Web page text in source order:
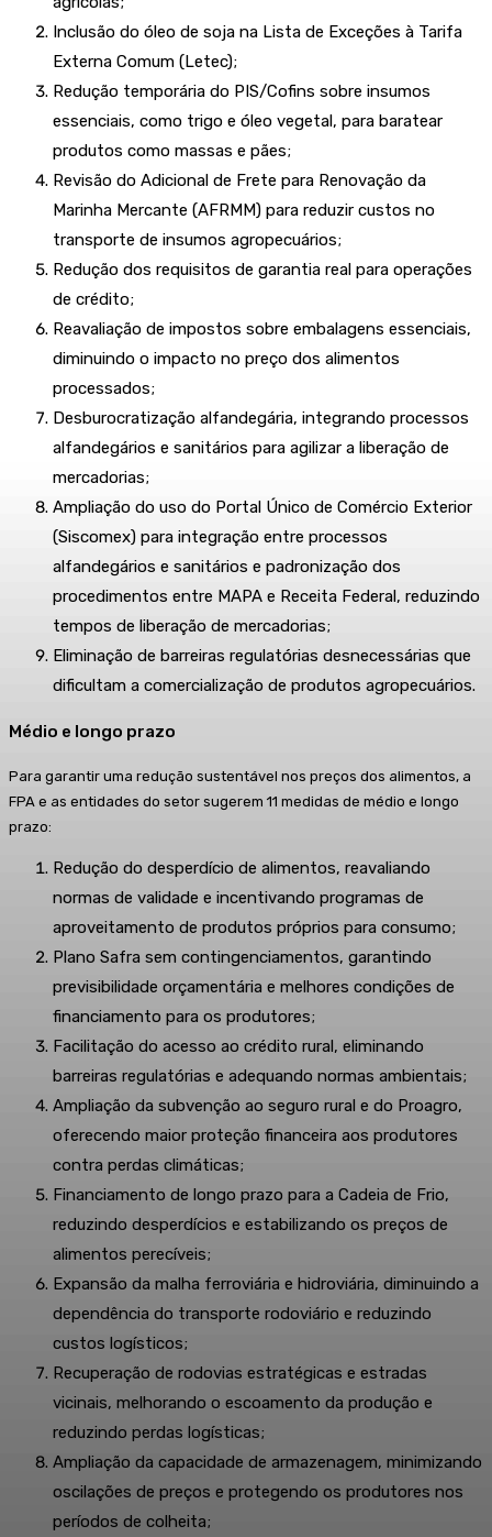
Inclusão do óleo de soja na Lista de Exceções à Tarifa
Externa Comum (Letec);
Redução temporária do PIS/Cofins sobre insumos
essenciais, como trigo e óleo vegetal, para baratear
produtos como massas e pães;
Revisão do Adicional de Frete para Renovação da
Marinha Mercante (AFRMM) para reduzir custos no
transporte de insumos agropecuários;
Redução dos requisitos de garantia real para operações
de crédito;
Reavaliação de impostos sobre embalagens essenciais,
diminuindo o impacto no preço dos alimentos
processados;
Desburocratização alfandegária, integrando processos
alfandegários e sanitários para agilizar a liberação de
mercadorias;
Ampliação do uso do Portal Único de Comércio Exterior
(Siscomex) para integração entre processos
alfandegários e sanitários e padronização dos
procedimentos entre MAPA e Receita Federal, reduzindo
tempos de liberação de mercadorias;
Eliminação de barreiras regulatórias desnecessárias que
dificultam a comercialização de produtos agropecuários.
Médio e longo prazo
Para garantir uma redução sustentável nos preços dos alimentos, a
FPA e as entidades do setor sugerem 11 medidas de médio e longo
prazo:
Redução do desperdício de alimentos, reavaliando
normas de validade e incentivando programas de
aproveitamento de produtos próprios para consumo;
Plano Safra sem contingenciamentos, garantindo
previsibilidade orçamentária e melhores condições de
financiamento para os produtores;
Facilitação do acesso ao crédito rural, eliminando
barreiras regulatórias e adequando normas ambientais;
Ampliação da subvenção ao seguro rural e do Proagro,
oferecendo maior proteção financeira aos produtores
contra perdas climáticas;
Financiamento de longo prazo para a Cadeia de Frio,
reduzindo desperdícios e estabilizando os preços de
alimentos perecíveis;
Expansão da malha ferroviária e hidroviária, diminuindo a
dependência do transporte rodoviário e reduzindo
custos logísticos;
Recuperação de rodovias estratégicas e estradas
vicinais, melhorando o escoamento da produção e
reduzindo perdas logísticas;
Ampliação da capacidade de armazenagem, minimizando
oscilações de preços e protegendo os produtores nos
períodos de colheita;